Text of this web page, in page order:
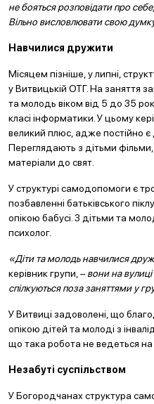
не бояться розповідати про
Вільно висловлювати свою
Навчилися дружити
Місяцем пізніше, у липні,
у Витвицькій ОТГ. На заняття
та молодь віком від 5 до 35
класі інформатики. У цьому
великий плюс, адже постійно є
Переглядають з дітьми
матеріали до свят.
У структурі самодопомоги є троє
позбавленні батьківського
опікою бабусі. З дітьми та
психолог.
«Діти та молодь навчилися
керівник групи, – вони на
спілкуються поза заняттями у
У Витвиці задоволені, що
опікою дітей та молоді з
що така робота не ведеться на
Незабуті суспільством
У Богородчанах структура